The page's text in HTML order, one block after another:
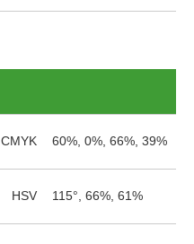
CMYK 60%, 0%, 66%, 39%
HSV 115°, 66%, 61%